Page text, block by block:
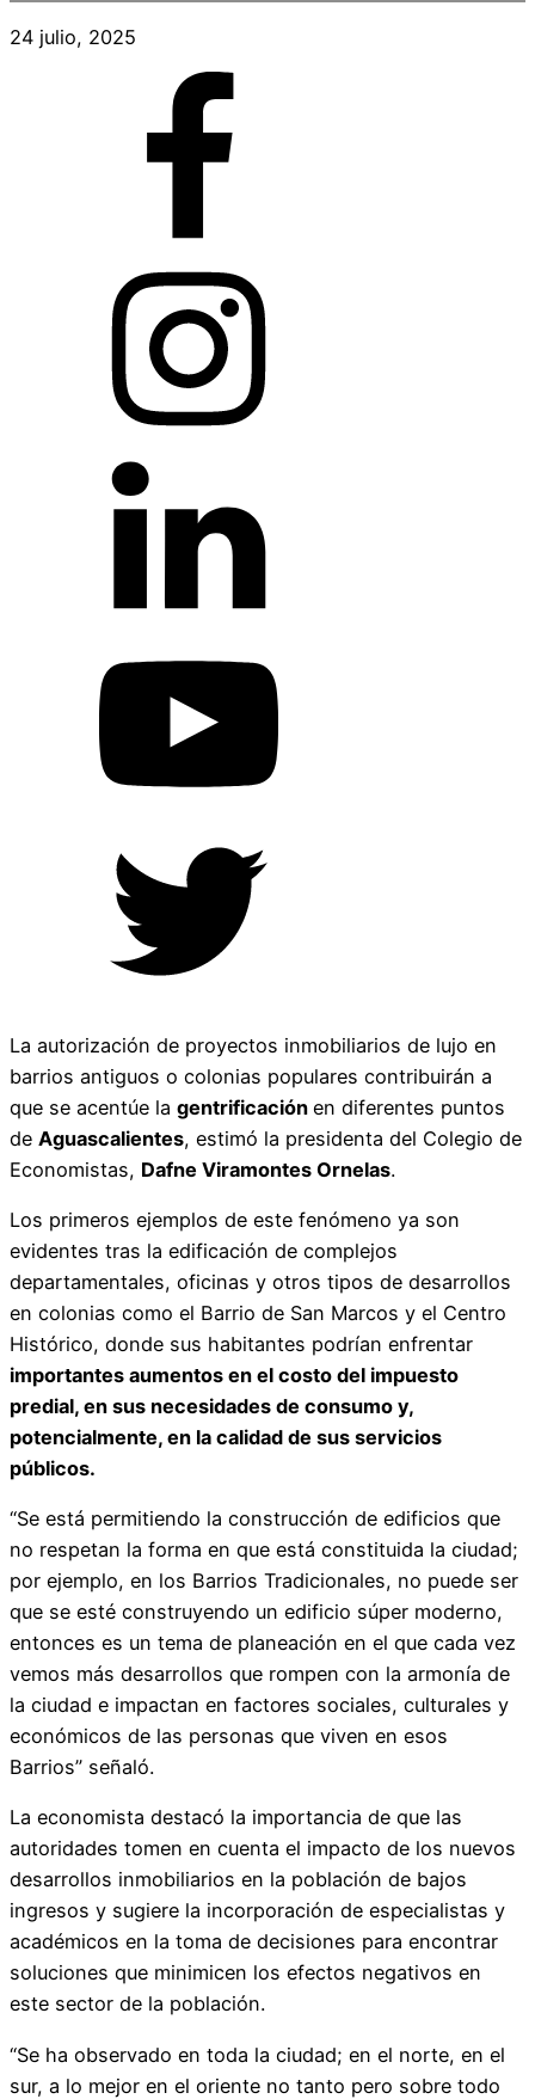
24 julio, 2025
La autorización de proyectos inmobiliarios de lujo en
barrios antiguos o colonias populares contribuirán a
que se acentúe la gentrificación en diferentes puntos
de Aguascalientes, estimó la presidenta del Colegio de
Economistas, Dafne Viramontes Ornelas.
Los primeros ejemplos de este fenómeno ya son
evidentes tras la edificación de complejos
departamentales, oficinas y otros tipos de desarrollos
en colonias como el Barrio de San Marcos y el Centro
Histórico, donde sus habitantes podrían enfrentar
importantes aumentos en el costo del impuesto
predial, en sus necesidades de consumo y,
potencialmente, en la calidad de sus servicios
públicos.
“Se está permitiendo la construcción de edificios que
no respetan la forma en que está constituida la ciudad;
por ejemplo, en los Barrios Tradicionales, no puede ser
que se esté construyendo un edificio súper moderno,
entonces es un tema de planeación en el que cada vez
vemos más desarrollos que rompen con la armonía de
la ciudad e impactan en factores sociales, culturales y
económicos de las personas que viven en esos
Barrios” señaló.
La economista destacó la importancia de que las
autoridades tomen en cuenta el impacto de los nuevos
desarrollos inmobiliarios en la población de bajos
ingresos y sugiere la incorporación de especialistas y
académicos en la toma de decisiones para encontrar
soluciones que minimicen los efectos negativos en
este sector de la población.
“Se ha observado en toda la ciudad; en el norte, en el
sur, a lo mejor en el oriente no tanto pero sobre todo